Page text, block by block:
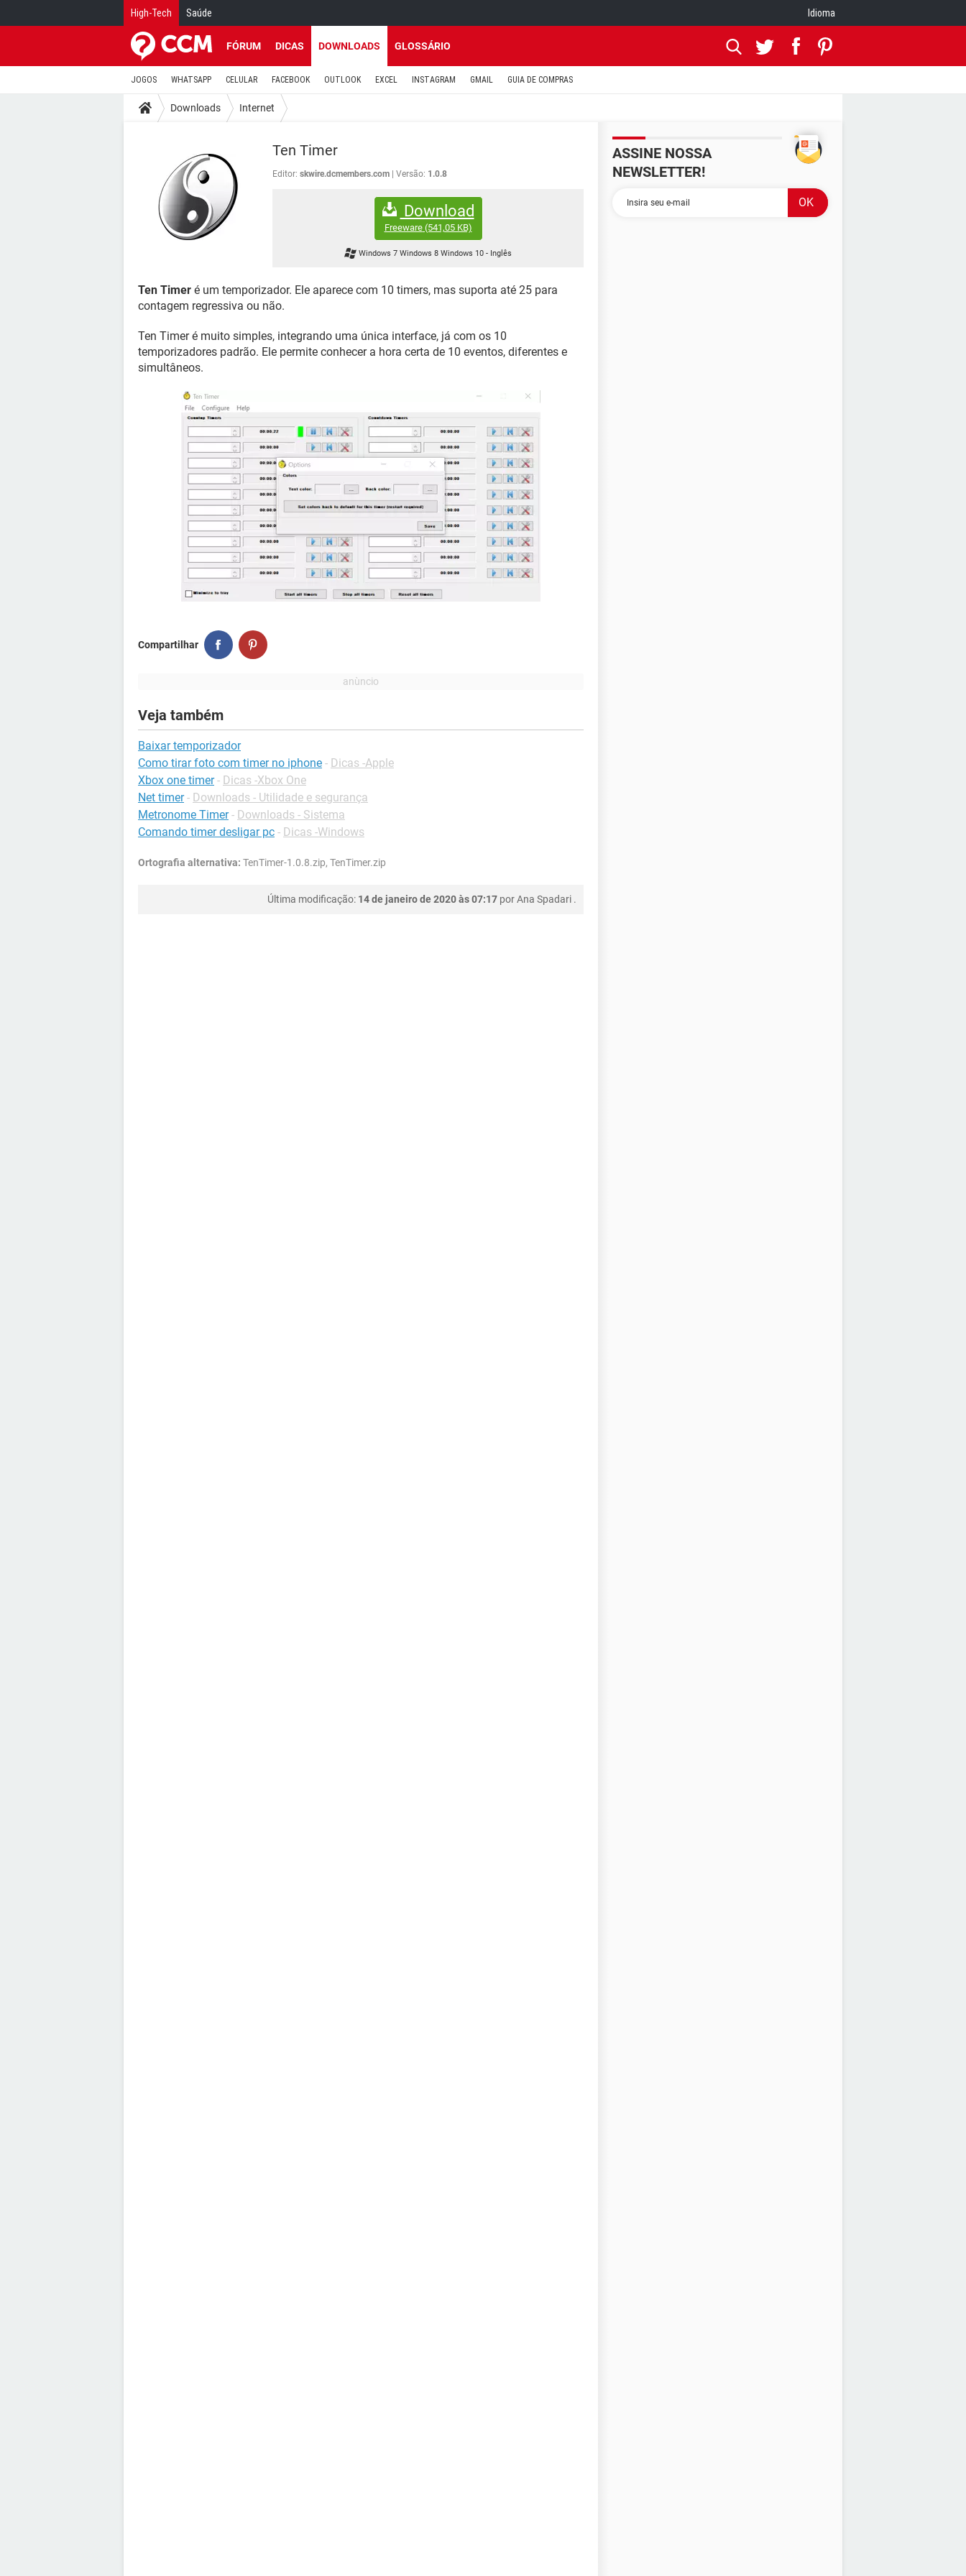
High-Tech Saúde Idioma
FÓRUM DICAS DOWNLOADS GLOSSÁRIO
JOGOS WHATSAPP CELULAR FACEBOOK OUTLOOK EXCEL INSTAGRAM GMAIL GUIA DE COMPRAS
Downloads Internet
Ten Timer
Editor: skwire.dcmembers.com Versão: 1.0.8
Download
Freeware(541,05 KB)
Windows 7 Windows 8 Windows 10- Inglês
Ten Timer é um temporizador. Ele aparece com 10 timers, mas suporta até 25 para
contagem regressiva ou não.
Ten Timer é muito simples, integrando uma única interface, já com os 10
temporizadores padrão. Ele permite conhecer a hora certa de 10 eventos, diferentes e
simultâneos.
Compartilhar
Veja também
Baixar temporizador
Como tirar foto com timer no iphone - Dicas -Apple
Xbox one timer - Dicas -Xbox One
Net timer - Downloads - Utilidade e segurança
Metronome Timer - Downloads - Sistema
Comando timer desligar pc - Dicas -Windows
Ortografia alternativa: TenTimer-1.0.8.zip, TenTimer.zip
Última modificação: 14 de janeiro de 2020 às 07:17 porAna Spadari .
ASSINE NOSSA
NEWSLETTER!